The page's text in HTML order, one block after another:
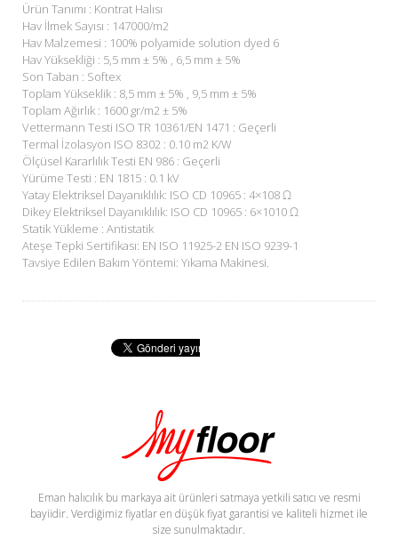
Ürün Tanımı : Kontrat Halısı
Hav İlmek Sayısı : 147000/m2
Hav Malzemesi : 100% polyamide solution dyed 6
Hav Yüksekliği : 5,5 mm ± 5% , 6,5 mm ± 5%
Son Taban : Softex
Toplam Yükseklik : 8,5 mm ± 5% , 9,5 mm ± 5%
Toplam Ağırlık : 1600 gr/m2 ± 5%
Vettermann Testi ISO TR 10361/EN 1471 : Geçerli
Termal İzolasyon ISO 8302 : 0.10 m2 K/W
Ölçüsel Kararlılık Testi EN 986 : Geçerli
Yürüme Testi : EN 1815 : 0.1 kV
Yatay Elektriksel Dayanıklılık: ISO CD 10965 : 4×108 Ω
Dikey Elektriksel Dayanıklılık: ISO CD 10965 : 6×1010 Ω
Statik Yükleme : Antistatik
Ateşe Tepki Sertifikası: EN ISO 11925-2 EN ISO 9239-1
Tavsiye Edilen Bakım Yöntemi: Yıkama Makinesi.
Eman halıcılık bu markaya ait ürünleri satmaya yetkili satıcı ve resmi
bayiidir. Verdiğimiz fiyatlar en düşük fiyat garantisi ve kaliteli hizmet ile
size sunulmaktadır.